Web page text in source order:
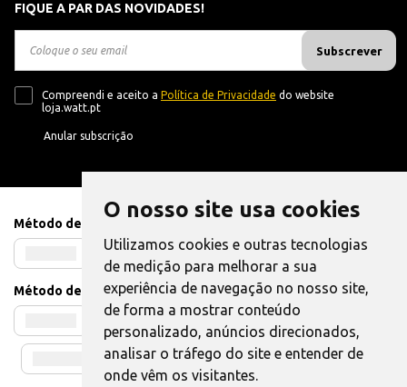
O nosso site usa cookies
Utilizamos cookies e outras tecnologias
de medição para melhorar a sua
experiência de navegação no nosso site,
de forma a mostrar conteúdo
personalizado, anúncios direcionados,
analisar o tráfego do site e entender de
onde vêm os visitantes.
FIQUE A PAR DAS NOVIDADES!
Subscrever
Compreendi e aceito a Política de Privacidade do website
loja.watt.pt
Anular subscrição
Método de Pagamento
Método de Envio